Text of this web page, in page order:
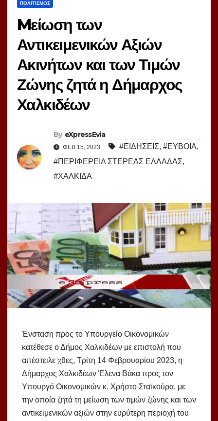
ΠΟΛΙΤΙΣΜΟΣ
Mείωση των
Αντικειμενικών Αξιών
Ακινήτων και των Τιμών
Ζώνης ζητά η Δήμαρχος
Χαλκιδέων
By eXpressEvia
ΦΕΒ 15, 2023 #ΕΙΔΗΣΕΙΣ, #ΕΥΒΟΙΑ,
#ΠΕΡΙΦΕΡΕΙΑ ΣΤΕΡΕΑΣ ΕΛΛΑΔΑΣ,
#ΧΑΛΚΙΔΑ
Ένσταση προς το Υπουργείο Οικονομικών
κατέθεσε ο Δήμος Χαλκιδέων με επιστολή που
απέστειλε χθες, Τρίτη 14 Φεβρουαρίου 2023, η
Δήμαρχος Χαλκιδέων Έλενα Βάκα προς τον
Υπουργό Οικονομικών κ. Χρήστο Σταϊκούρα, με
την οποία ζητά τη μείωση των τιμών ζώνης και των
αντικειμενικών αξιών στην ευρύτερη περιοχή του